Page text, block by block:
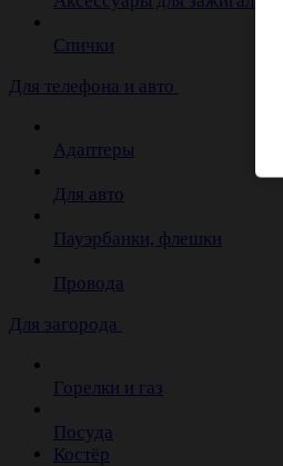
Спички
Для телефона и авто
Адаптеры
Для авто
Пауэрбанки, флешки
Провода
Для загорода
Горелки и газ
Посуда
Костёр